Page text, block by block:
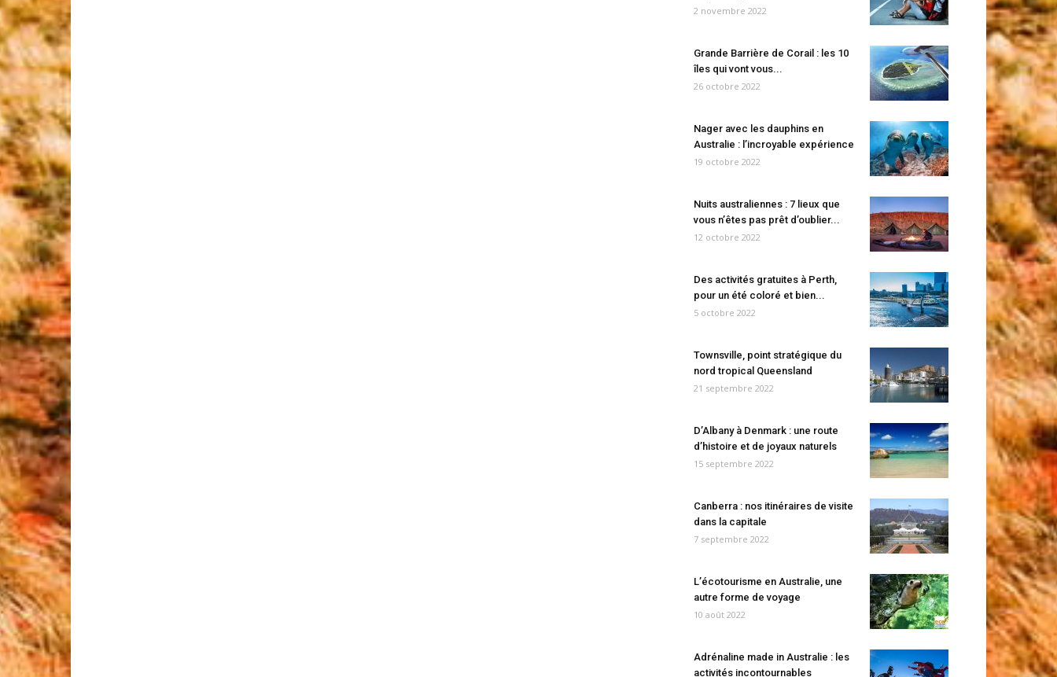
2 novembre 2022
Grande Barrière de Corail : les 10
îles qui vont vous...
26 octobre 2022
Nager avec les dauphins en
Australie : l’incroyable expérience
19 octobre 2022
Nuits australiennes : 7 lieux que
vous n’êtes pas prêt d’oublier...
12 octobre 2022
Des activités gratuites à Perth,
pour un été coloré et bien...
5 octobre 2022
Townsville, point stratégique du
nord tropical Queensland
21 septembre 2022
D’Albany à Denmark : une route
d’histoire et de joyaux naturels
15 septembre 2022
Canberra : nos itinéraires de visite
dans la capitale
7 septembre 2022
L’écotourisme en Australie, une
autre forme de voyage
10 août 2022
Adrénaline made in Australie : les
activités incontournables